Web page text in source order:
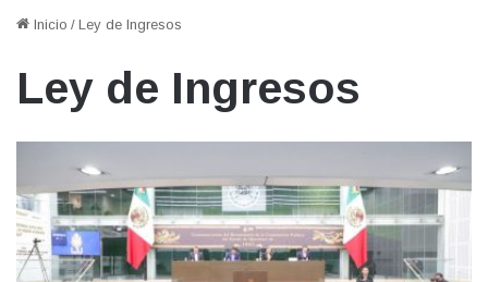
Inicio / Ley de Ingresos
Ley de Ingresos